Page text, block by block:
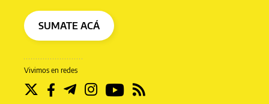
Vivimos en redes
SUMATE ACÁ